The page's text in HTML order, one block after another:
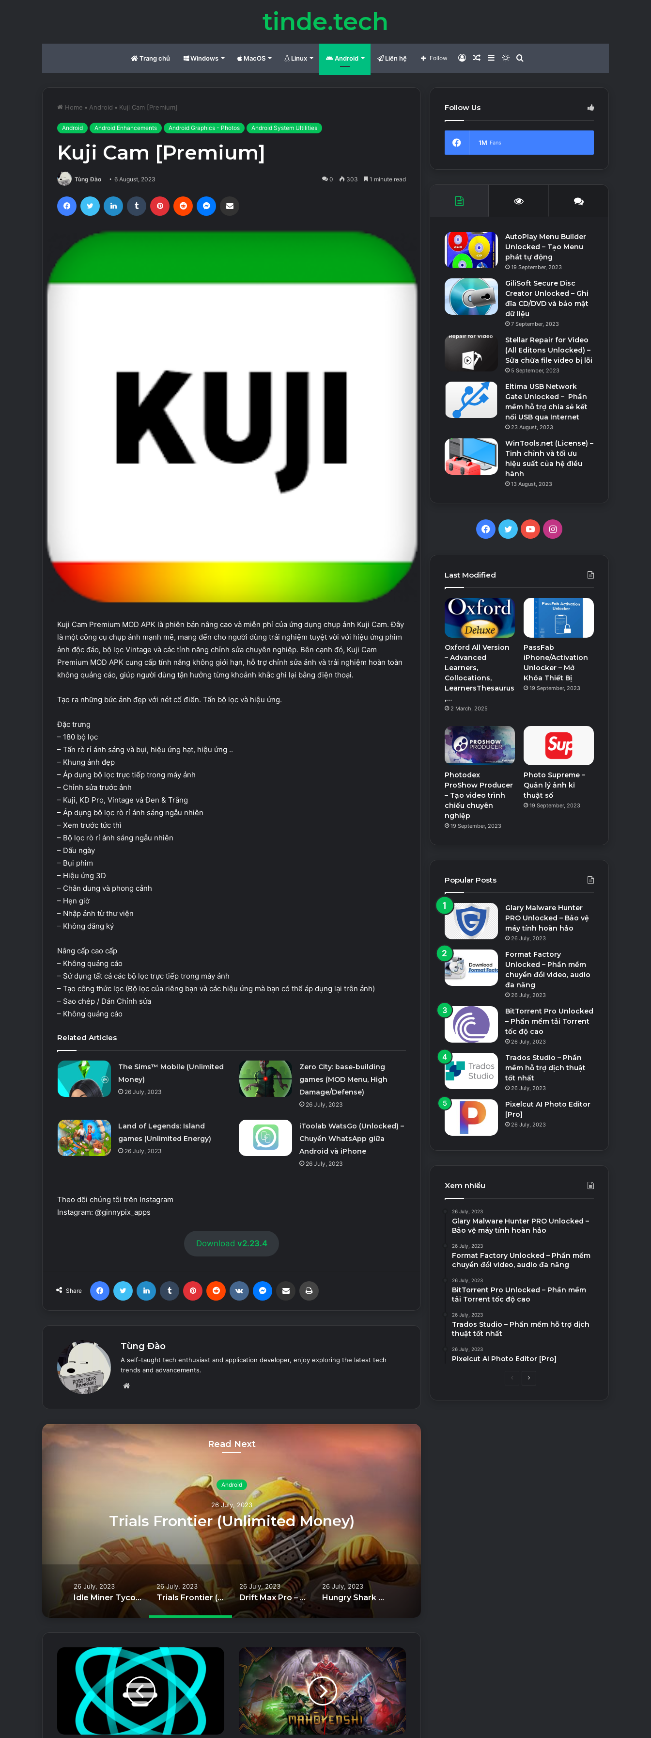
tinde.tech
Trang chủ Windows MacOS Linux Android Liên hệ Switch
Sidebar
Random
Log
Follow
Home • Android • Kuji Cam [Premium]
Android Android Enhancements Android Graphics - Photos Android System Ultilities
Kuji Cam [Premium]
Tùng Đào 6 August, 2023 0 303 1 minute read
FacebookTwitter LinkedIn Tumblr Pinterest Reddit
Kuji Cam Premium MOD APK là phiên bản nâng cao và miễn phí của ứng dụng chụp ảnh Kuji Cam. Đây
là một công cụ chụp ảnh mạnh mẽ, mang đến cho người dùng trải nghiệm tuyệt vời với hiệu ứng phim
ảnh độc đáo, bộ lọc Vintage và các tính năng chỉnh sửa chuyên nghiệp. Bên cạnh đó, Kuji Cam
Premium MOD APK cung cấp tính năng không giới hạn, hỗ trợ chỉnh sửa ảnh và trải nghiệm hoàn toàn
không quảng cáo, giúp người dùng tận hưởng từng khoảnh khắc ghi lại bằng điện thoại.
Tạo ra những bức ảnh đẹp với nét cổ điển. Tấn bộ lọc và hiệu ứng.
Đặc trưng
– 180 bộ lọc
– Tấn rò rỉ ánh sáng và bụi, hiệu ứng hạt, hiệu ứng ..
– Khung ảnh đẹp
– Áp dụng bộ lọc trực tiếp trong máy ảnh
– Chỉnh sửa trước ảnh
– Kuji, KD Pro, Vintage và Đen & Trắng
– Áp dụng bộ lọc rò rỉ ánh sáng ngẫu nhiên
– Xem trước tức thì
– Bộ lọc rò rỉ ánh sáng ngẫu nhiên
– Dấu ngày
– Bụi phim
– Hiệu ứng 3D
– Chân dung và phong cảnh
– Hẹn giờ
– Nhập ảnh từ thư viện
– Không đăng ký
Nâng cấp cao cấp
– Không quảng cáo
– Sử dụng tất cả các bộ lọc trực tiếp trong máy ảnh
– Tạo công thức lọc (Bộ lọc của riêng bạn và các hiệu ứng mà bạn có thể áp dụng lại trên ảnh)
– Sao chép / Dán Chỉnh sửa
– Không quảng cáo
Related Articles
The Sims™ Mobile (Unlimited
Money)
26 July, 2023
Zero City: base-building
games (MOD Menu, High
Damage/Defense)
26 July, 2023
Land of Legends: Island
games (Unlimited Energy)
26 July, 2023
iToolab WatsGo (Unlocked) –
Chuyển WhatsApp giữa
Android và iPhone
26 July, 2023
Theo dõi chúng tôi trên Instagram
Instagram: @ginnypix_apps
Download v2.23.4
Share
FacebookTwitter LinkedIn Tumblr Pinterest Reddit VKontakteMessenger
Share via Email
Tùng Đào
A self-taught tech enthusiast and application developer, enjoy exploring the latest tech
trends and advancements.
Read Next
Android
26 July, 2023
Trials Frontier (Unlimited Money)
26 July, 2023
Idle Miner Tycoon: Gold & Cash (Unlimited Coins)
26 July, 2023
Trials Frontier (Unlimited Money)
26 July, 2023
Drift Max Pro – Car Drifting (Unlimited Money)
26 July, 2023
Hungry Shark World (Unlimited Money)
Follow Us
1M Fans
AutoPlay Menu Builder
Unlocked – Tạo Menu
phát tự động
19 September, 2023
GiliSoft Secure Disc
Creator Unlocked – Ghi
đĩa CD/DVD và bảo mật
dữ liệu
7 September, 2023
Stellar Repair for Video
(All Editons Unlocked) –
Sửa chữa file video bị lỗi
5 September, 2023
Eltima USB Network
Gate Unlocked – Phần
mềm hỗ trợ chia sẻ kết
nối USB qua Internet
23 August, 2023
WinTools.net (License) –
Tinh chỉnh và tối ưu
hiệu suất của hệ điều
hành
13 August, 2023
Facebook
TwitterYouTubeInstagram
Last Modified
Oxford All Version
– Advanced
Learners,
Collocations,
LearnersThesaurus
,…
2 March, 2025
PassFab
iPhone/Activation
Unlocker – Mở
Khóa Thiết Bị
19 September, 2023
Photodex
ProShow Producer
– Tạo video trình
chiếu chuyên
nghiệp
19 September, 2023
Photo Supreme –
Quản lý ảnh kĩ
thuật số
19 September, 2023
Popular Posts
Glary Malware Hunter
PRO Unlocked – Bảo vệ
máy tính hoàn hảo
26 July, 2023
Format Factory
Unlocked – Phần mềm
chuyển đổi video, audio
đa năng
26 July, 2023
BitTorrent Pro Unlocked
– Phần mềm tải Torrent
tốc độ cao
26 July, 2023
Trados Studio – Phần
mềm hỗ trợ dịch thuật
tốt nhất
26 July, 2023
Pixelcut AI Photo Editor
[Pro]
26 July, 2023
Xem nhiều
26 July, 2023
Glary Malware Hunter PRO Unlocked –
Bảo vệ máy tính hoàn hảo
26 July, 2023
Format Factory Unlocked – Phần mềm
chuyển đổi video, audio đa năng
26 July, 2023
BitTorrent Pro Unlocked – Phần mềm
tải Torrent tốc độ cao
26 July, 2023
Trados Studio – Phần mềm hỗ trợ dịch
thuật tốt nhất
26 July, 2023
Pixelcut AI Photo Editor [Pro]
PreviousNext